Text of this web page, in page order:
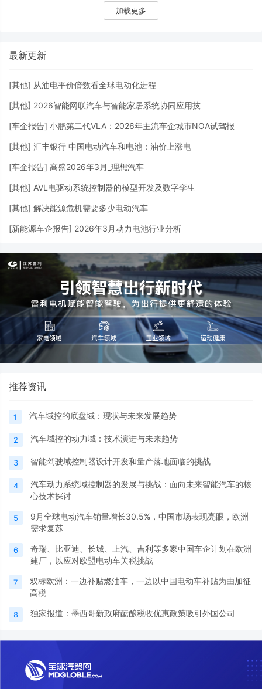
加载更多
最新更新
[其他] 从油电平价倍数看全球电动化进程
[其他] 2026智能网联汽车与智能家居系统协同应用技
[车企报告] 小鹏第二代VLA：2026年主流车企城市NOA试驾报
[其他] 汇丰银行 中国电动汽车和电池：油价上涨电
[车企报告] 高盛2026年3月_理想汽车
[其他] AVL电驱动系统控制器的模型开发及数字孪生
[其他] 解决能源危机需要多少电动汽车
[新能源车企报告] 2026年3月动力电池行业分析
推荐资讯
1 汽车域控的底盘域：现状与未来发展趋势
2 汽车域控的动力域：技术演进与未来趋势
3 智能驾驶域控制器设计开发和量产落地面临的挑战
4
汽车动力系统域控制器的发展与挑战：面向未来智能汽车的核
心技术探讨
5
9月全球电动汽车销量增长30.5%，中国市场表现亮眼，欧洲
需求复苏
6
奇瑞、比亚迪、长城、上汽、吉利等多家中国车企计划在欧洲
建厂，以应对欧盟电动车关税挑战
7
双标欧洲：一边补贴燃油车，一边以中国电动车补贴为由加征
高税
8 独家报道：墨西哥新政府酝酿税收优惠政策吸引外国公司